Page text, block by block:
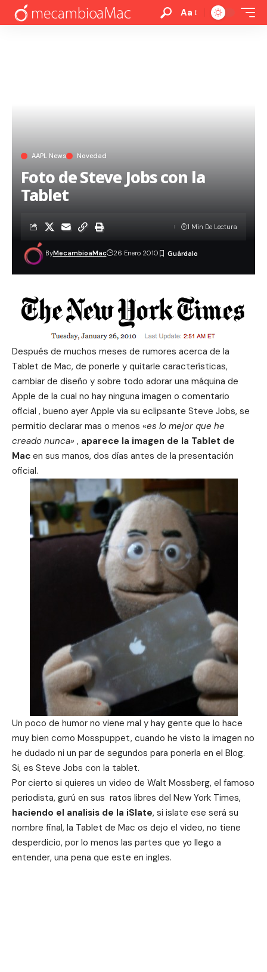
Aa
AAPL News Novedad
Foto de Steve Jobs con la
Tablet
ByMecambioaMac 26 Enero 2010
1 Min De Lectura
Después de muchos meses de rumores acerca de la
Tablet de Mac, de ponerle y quitarle características,
cambiar de diseño y sobre todo adorar una máquina de
Apple de la cual no hay ninguna imagen o comentario
oficial , bueno ayer Apple via su eclipsante Steve Jobs, se
permitio declarar mas o menos «es lo mejor que he
creado nunca» , aparece la imagen de la Tablet de
Mac en sus manos, dos días antes de la presentación
oficial.
Un poco de humor no viene mal y hay gente que lo hace
muy bien como Mosspuppet, cuando he visto la imagen no
he dudado ni un par de segundos para ponerla en el Blog.
Si, es Steve Jobs con la tablet.
Por cierto si quieres un video de Walt Mossberg, el famoso
periodista, gurú en sus ratos libres del New York Times,
haciendo el analisis de la iSlate, si islate ese será su
nombre final, la Tablet de Mac os dejo el video, no tiene
desperdicio, por lo menos las partes que yo llego a
entender, una pena que este en ingles.